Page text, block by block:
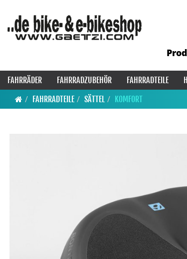
FAHRRÄDER FAHRRADZUBEHÖR FAHRRADTEILE
FAHRRADTEILE
SÄTTEL KOMFORT